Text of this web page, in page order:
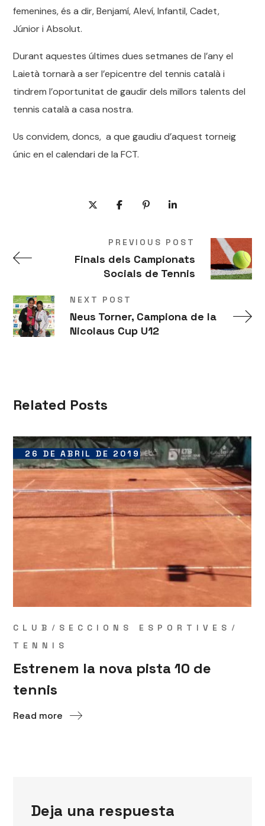
femenines, és a dir, Benjamí, Aleví, Infantil, Cadet,
Júnior i Absolut.
Durant aquestes últimes dues setmanes de l’any el
Laietà tornarà a ser l’epicentre del tennis català i
tindrem l’oportunitat de gaudir dels millors talents del
tennis català a casa nostra.
Us convidem, doncs, a que gaudiu d’aquest torneig
únic en el calendari de la FCT.
PREVIOUS POST
Finals dels Campionats
Socials de Tennis
NEXT POST
Neus Torner, Campiona de la
Nicolaus Cup U12
Related Posts
26 DE ABRIL DE 2019
CLUB
SECCIONS ESPORTIVES
TENNIS
Estrenem la nova pista 10 de
tennis
Read more
Deja una respuesta